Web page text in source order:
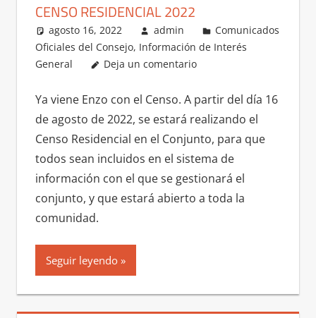
CENSO RESIDENCIAL 2022
agosto 16, 2022 admin
Comunicados
Oficiales del Consejo, Información de Interés
General
Deja un comentario
Ya viene Enzo con el Censo. A partir del día 16
de agosto de 2022, se estará realizando el
Censo Residencial en el Conjunto, para que
todos sean incluidos en el sistema de
información con el que se gestionará el
conjunto, y que estará abierto a toda la
comunidad.
Seguir leyendo